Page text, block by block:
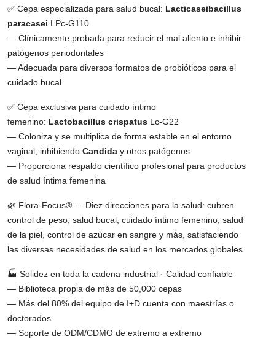
✅ Cepa especializada para salud bucal: Lacticaseibacillus
paracasei LPc-G110
— Clínicamente probada para reducir el mal aliento e inhibir
patógenos periodontales
— Adecuada para diversos formatos de probióticos para el
cuidado bucal
✅ Cepa exclusiva para cuidado íntimo
femenino: Lactobacillus crispatus Lc-G22
— Coloniza y se multiplica de forma estable en el entorno
vaginal, inhibiendoCandida y otros patógenos
— Proporciona respaldo científico profesional para productos
de salud íntima femenina
🌿 Flora-Focus® — Diez direcciones para la salud: cubren
control de peso, salud bucal, cuidado íntimo femenino, salud
de la piel, control de azúcar en sangre y más, satisfaciendo
las diversas necesidades de salud en los mercados globales
🏭 Solidez en toda la cadena industrial · Calidad confiable
— Biblioteca propia de más de 50,000 cepas
— Más del 80% del equipo de I+D cuenta con maestrías o
doctorados
— Soporte de ODM/CDMO de extremo a extremo